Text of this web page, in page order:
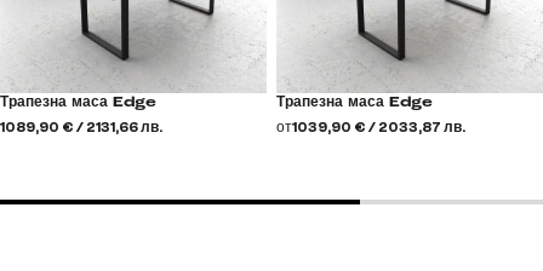
Трапезна маса Edge
1089,90 € / 2131,66 лв.
Трапезна маса Edge
от1039,90 € / 2033,87 лв.